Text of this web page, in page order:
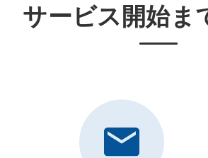
サービス開始ま